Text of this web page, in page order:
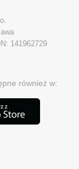
141962729
również w: